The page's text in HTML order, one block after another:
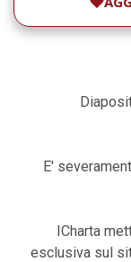
E'
ICharta
esclusiva sul